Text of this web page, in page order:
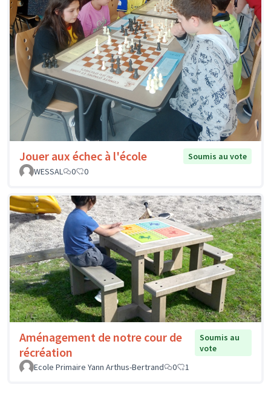
Jouer aux échec à l'école
Soumis au vote
WESSAL
0 0
Aménagement de notre cour de
récréation
Soumis au
vote
Ecole Primaire Yann Arthus-Bertrand
0 1